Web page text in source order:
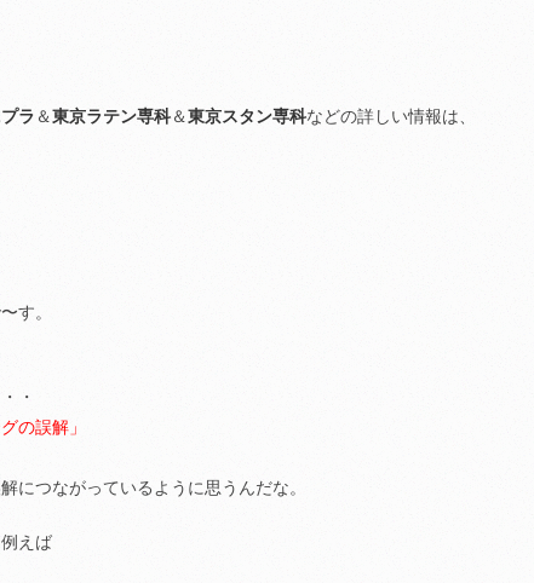
ラ ＆東京ラテン専科＆東京スタン専科などの詳しい情報は、
す。
・
の誤解」
につながっているように思うんだな。
えば